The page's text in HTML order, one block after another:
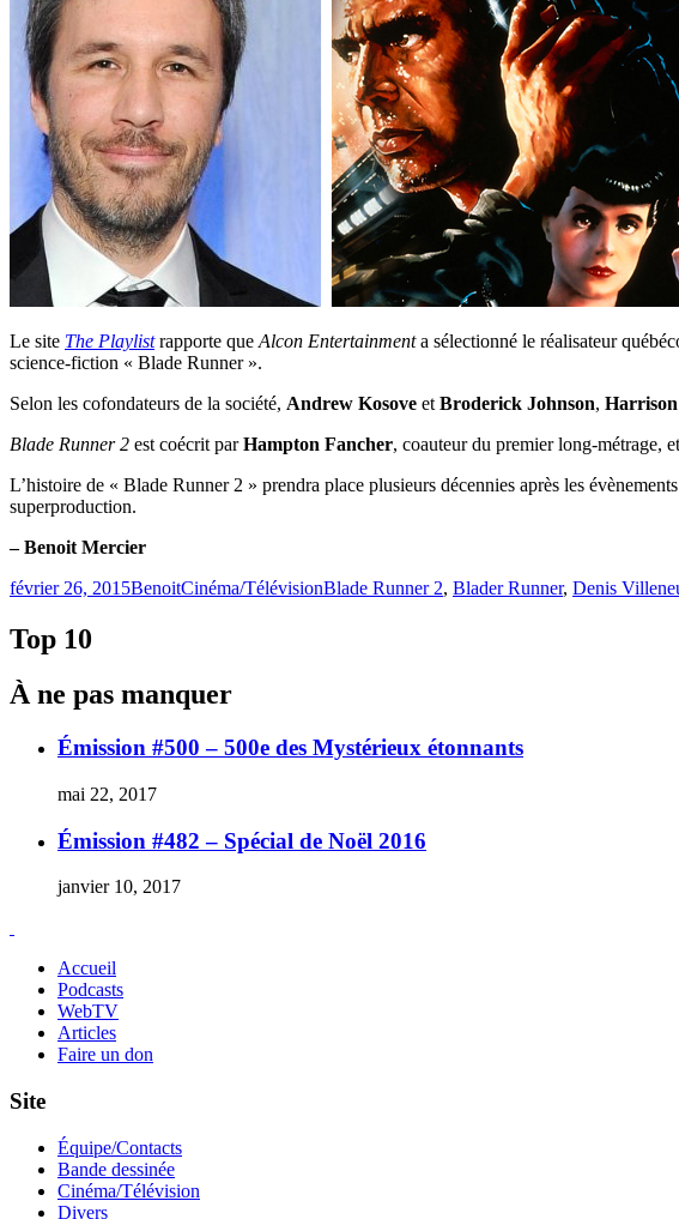
Le site The Playlistrapporte que Alcon Entertainmenta sélectionné le réalisateur
science-fiction « Blade Runner ».
Selon les cofondateurs de la société, Andrew Kosove et Broderick Johnson,
Blade Runner 2 est coécrit parHampton Fancher, coauteur du premier long-métrage, et
L’histoire de « Blade Runner 2 » prendra place plusieurs décennies après les
superproduction.
– Benoit Mercier
Publié
février 26, 2015BenoitCatégories
Cinéma/TélévisionÉtiquettes
Blade Runner 2, Blader Runner, Denis
Top 10
À ne pas manquer
Émission #500 – 500e des Mystérieux étonnants
mai 22, 2017
Émission #482 – Spécial de Noël 2016
janvier 10, 2017
Accueil
Podcasts
WebTV
Articles
Faire un don
Site
Équipe/Contacts
Bande dessinée
Cinéma/Télévision
Divers